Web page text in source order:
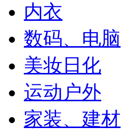
内衣
数码、电脑
美妆日化
运动户外
家装、建材